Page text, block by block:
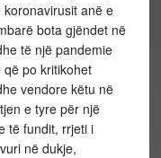
anë e
bota gjëndet në
të një pandemie
po kritikohet
vendore këtu në
e tyre për një
të fundit, rrjeti i
në dukje,